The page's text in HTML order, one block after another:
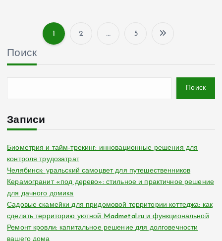
н
а
ц
и
1 2 … 5
Поиск
Поиск
Записи
Биометрия и тайм-трекинг: инновационные решения для
контроля трудозатрат
Челябинск: уральский самоцвет для путешественников
Керамогранит «под дерево»: стильное и практичное решение
для дачного домика
Садовые скамейки для придомовой территории коттеджа: как
сделать территорию уютной Madmetal.ru и функциональной
Ремонт кровли: капитальное решение для долговечности
вашего дома